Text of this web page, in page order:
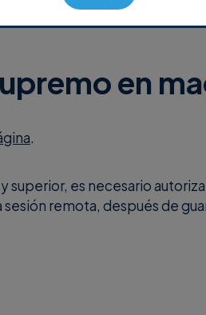
en
.
superior, es necesario
remota, después de